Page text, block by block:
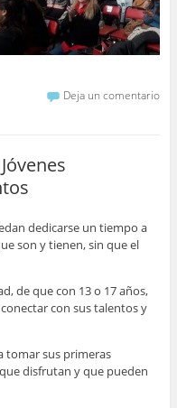
Deja un comentario
dedicarse un tiempo a
son y tienen, sin que el
de que con 13 o 17 años,
con sus talentos y
tomar sus primeras
disfrutan y que pueden